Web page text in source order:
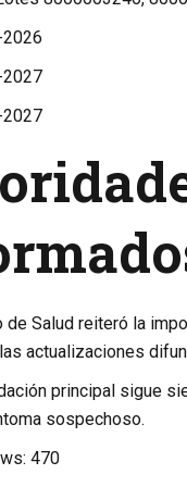
de Salud reiteró la
actualizaciones
principal sigue
sospechoso.
470